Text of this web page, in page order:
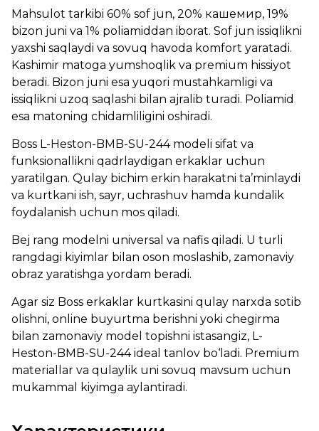
Mahsulot tarkibi 60% sof jun, 20% кашемир, 19%
bizon juni va 1% poliamiddan iborat. Sof jun issiqlikni
yaxshi saqlaydi va sovuq havoda komfort yaratadi.
Kashimir matoga yumshoqlik va premium hissiyot
beradi. Bizon juni esa yuqori mustahkamligi va
issiqlikni uzoq saqlashi bilan ajralib turadi. Poliamid
esa matoning chidamliligini oshiradi.
Boss L-Heston-BMB-SU-244 modeli sifat va
funksionallikni qadrlaydigan erkaklar uchun
yaratilgan. Qulay bichim erkin harakatni ta’minlaydi
va kurtkani ish, sayr, uchrashuv hamda kundalik
foydalanish uchun mos qiladi.
Bej rang modelni universal va nafis qiladi. U turli
rangdagi kiyimlar bilan oson moslashib, zamonaviy
obraz yaratishga yordam beradi.
Agar siz Boss erkaklar kurtkasini qulay narxda sotib
olishni, online buyurtma berishni yoki chegirma
bilan zamonaviy model topishni istasangiz, L-
Heston-BMB-SU-244 ideal tanlov bo‘ladi. Premium
materiallar va qulaylik uni sovuq mavsum uchun
mukammal kiyimga aylantiradi.